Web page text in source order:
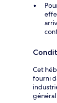
Cet
fourni